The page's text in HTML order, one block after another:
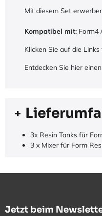
Mit diesem Set
Kompatibel mit: Form4
Klicken Sie auf die
Entdecken Sie hier
3x Resin Tanks für
3 x Mixer für Form
Jetzt beim